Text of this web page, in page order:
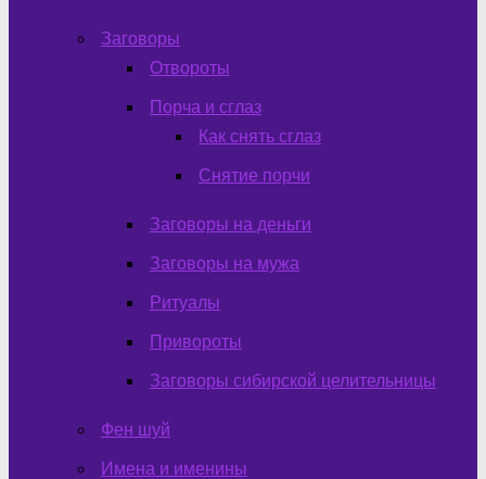
Заговоры
Отвороты
Порча и сглаз
Как снять сглаз
Снятие порчи
Заговоры на деньги
Заговоры на мужа
Ритуалы
Привороты
Заговоры сибирской целительницы
Фен шуй
Имена и именины